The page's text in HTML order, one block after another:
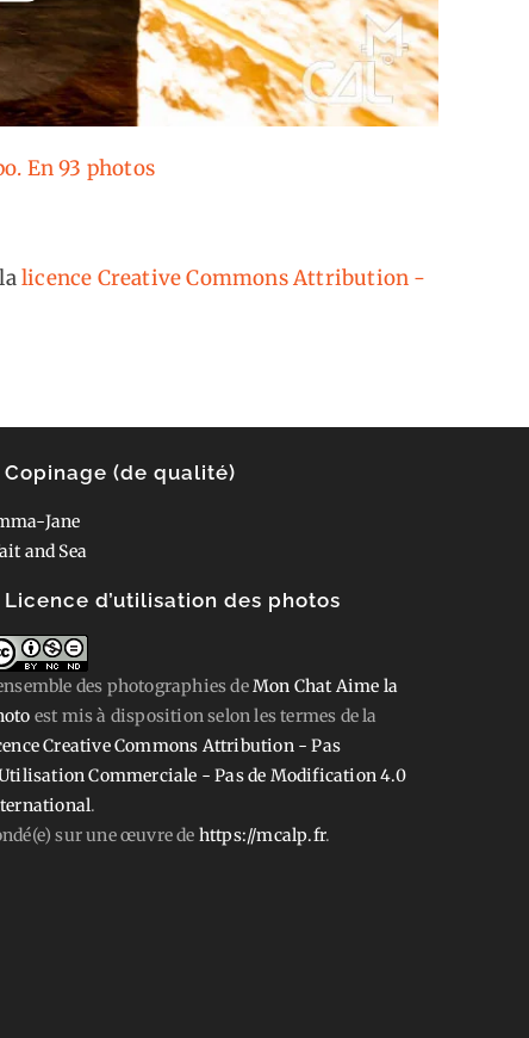
En 93 photos
licence Creative Commons Attribution -
Copinage (de qualité)
Jane
and Sea
Licence d’utilisation des photos
des photographiesdeMon Chat Aime la
est mis à disposition selon les termes de la
Creative Commons Attribution - Pas
Commerciale - Pas de Modification 4.0
.
sur une œuvre de https://mcalp.fr.